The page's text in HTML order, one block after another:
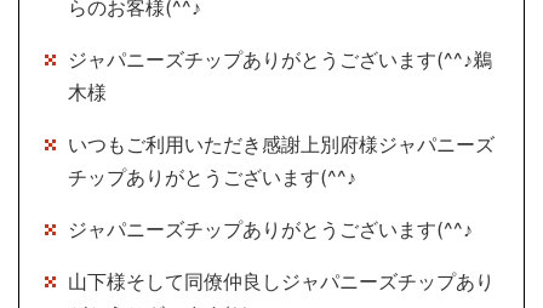
らのお客様(^^♪
ジャパニーズチップありがとうございます(^^♪鵜
木様
いつもご利用いただき感謝上別府様ジャパニーズ
チップありがとうございます(^^♪
ジャパニーズチップありがとうございます(^^♪
山下様そして同僚仲良しジャパニーズチップあり